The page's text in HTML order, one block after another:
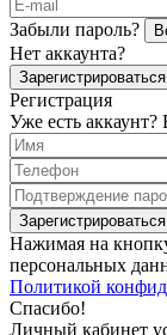
Забыли пароль?
Нет аккаунта?
Зарегистрироваться
Регистрация
Уже есть аккаунт?
Зарегистрироваться
Нажимая на
персональных
Политикой
Спасибо!
Личный кабинет